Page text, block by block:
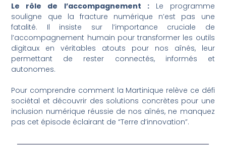
Le rôle de l’accompagnement :Le programme
souligne que la fracture numérique n’est pas une
fatalité. Il insiste sur l’importance cruciale de
l’accompagnement humain pour transformer les outils
digitaux en véritables atouts pour nos aînés, leur
permettant de rester connectés, informés et
autonomes.
Pour comprendre comment la Martinique relève ce défi
sociétal et découvrir des solutions concrètes pour une
inclusion numérique réussie de nos aînés, ne manquez
pas cet épisode éclairant de “Terre d’innovation”.